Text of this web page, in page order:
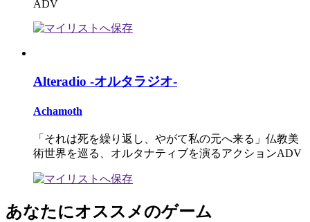
ADV
Alteradio -オルタラジオ-
Achamoth
「それは死を繰り返し、やがて私の元へ来る」仏教美
術世界を巡る、オルタナティブを演るアクションADV
あなたにオススメのゲーム